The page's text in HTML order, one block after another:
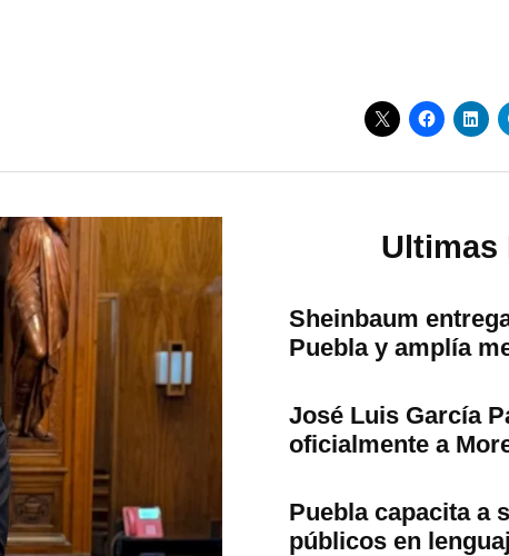
Ultimas
Sheinbaum
Puebla y amplía
José Luis García
oficialmente a
Puebla capacita a
públicos en